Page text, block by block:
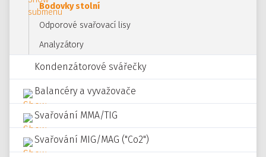
Bodovky stolní
Odporové svařovací lisy
Analyzátory
Kondenzátorové svářečky
Balancéry a vyvažovače
Svařování MMA/TIG
Svařování MIG/MAG ("Co2")